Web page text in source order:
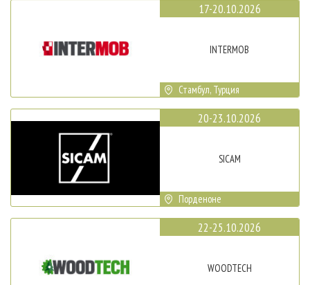
17-20.10.2026
INTERMOB
Стамбул, Турция
20-23.10.2026
SICAM
Порденоне
22-25.10.2026
WOODTECH